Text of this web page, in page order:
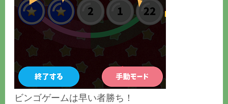
ビンゴゲームは早い者勝ち！